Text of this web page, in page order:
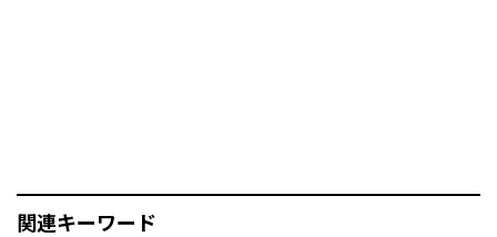
関連キーワード